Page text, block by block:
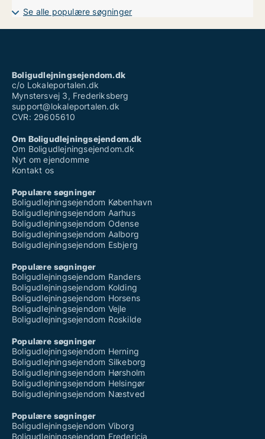
Se alle populære søgninger
Boligudlejningsejendom.dk
c/o Lokaleportalen.dk
Mynstersvej 3, Frederiksberg
support@lokaleportalen.dk
CVR: 29605610
Om Boligudlejningsejendom.dk
Om Boligudlejningsejendom.dk
Nyt om ejendomme
Kontakt os
Populære søgninger
Boligudlejningsejendom København
Boligudlejningsejendom Aarhus
Boligudlejningsejendom Odense
Boligudlejningsejendom Aalborg
Boligudlejningsejendom Esbjerg
Populære søgninger
Boligudlejningsejendom Randers
Boligudlejningsejendom Kolding
Boligudlejningsejendom Horsens
Boligudlejningsejendom Vejle
Boligudlejningsejendom Roskilde
Populære søgninger
Boligudlejningsejendom Herning
Boligudlejningsejendom Silkeborg
Boligudlejningsejendom Hørsholm
Boligudlejningsejendom Helsingør
Boligudlejningsejendom Næstved
Populære søgninger
Boligudlejningsejendom Viborg
Boligudlejningsejendom Fredericia